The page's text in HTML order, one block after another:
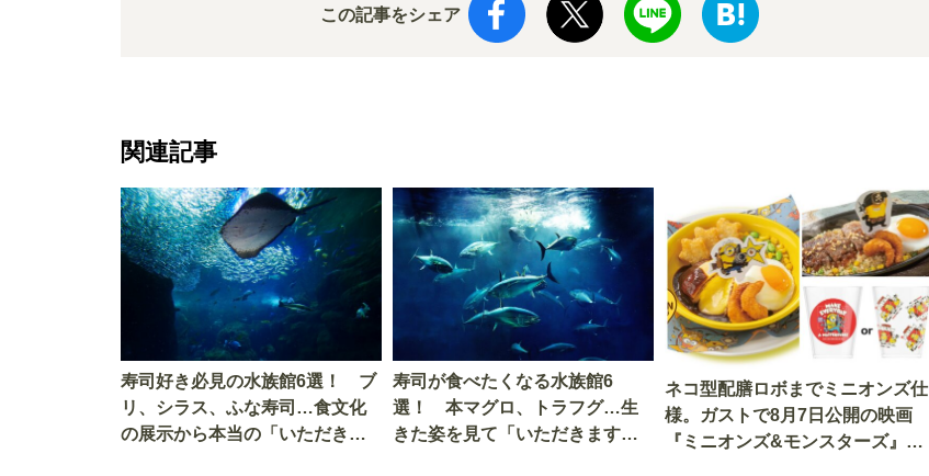
この記事をシェア
関連記事
寿司好き必見の水族館6選！ ブ
リ、シラス、ふな寿司…食文化
の展示から本当の「いただきま
寿司が食べたくなる水族館6
選！ 本マグロ、トラフグ…生
きた姿を見て「いただきます」
ネコ型配膳ロボまでミニオンズ仕
様。ガストで8月7日公開の映画
『ミニオンズ&モンスターズ』の